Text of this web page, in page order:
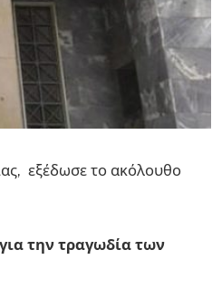
εξέδωσε το ακόλουθο
την τραγωδία των